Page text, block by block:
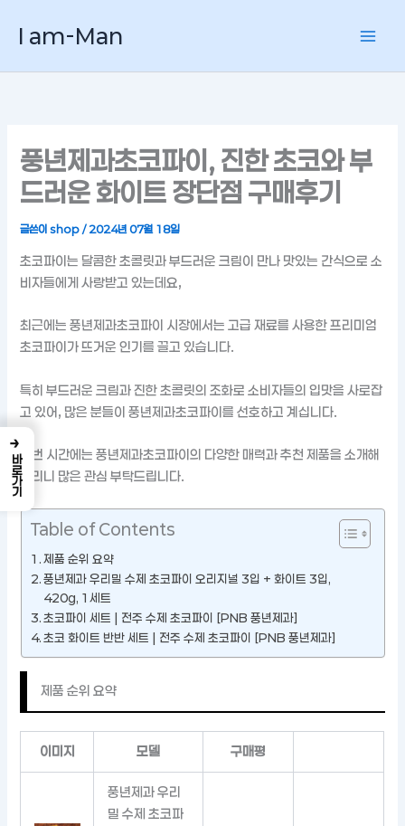
로
I am-Man
풍년제과초코파이, 진한 초코와 부
드러운 화이트 장단점 구매후기
글쓴이shop/2024년 07월 18일
초코파이는 달콤한 초콜릿과 부드러운 크림이 만나 맛있는 간식으로 소
비자들에게 사랑받고 있는데요,
최근에는 풍년제과초코파이 시장에서는 고급 재료를 사용한 프리미엄
초코파이가 뜨거운 인기를 끌고 있습니다.
특히 부드러운 크림과 진한 초콜릿의 조화로 소비자들의 입맛을 사로잡
고 있어, 많은 분들이 풍년제과초코파이를 선호하고 계십니다.
이번 시간에는 풍년제과초코파이의 다양한 매력과 추천 제품을 소개해
드리니 많은 관심 부탁드립니다.
Table of Contents
제품 순위 요약
풍년제과 우리밀 수제 초코파이 오리지널 3입 + 화이트 3입,
420g, 1세트
초코파이 세트 | 전주 수제 초코파이 [PNB 풍년제과]
초코 화이트 반반 세트 | 전주 수제 초코파이 [PNB 풍년제과]
제품 순위 요약
이미지 모델 구매평
풍년제과 우리
밀 수제 초코파
→
바로가기